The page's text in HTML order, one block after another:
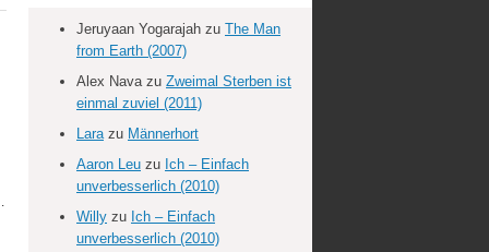
Jeruyaan Yogarajah zu The Man
from Earth (2007)
Alex Navazu Zweimal Sterben ist
einmal zuviel (2011)
Larazu Männerhort
Aaron Leu zu Ich – Einfach
unverbesserlich (2010)
Willy zu Ich – Einfach
unverbesserlich (2010)